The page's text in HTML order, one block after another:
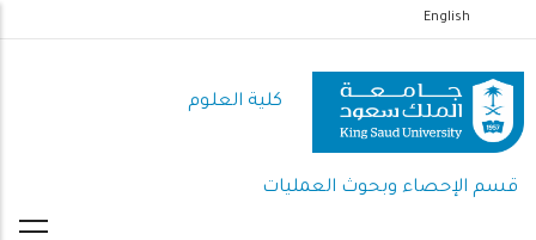
إلى
المحتوى
الرئيسي
English
كلية العلوم
قسم الإحصاء وبحوث العمليات